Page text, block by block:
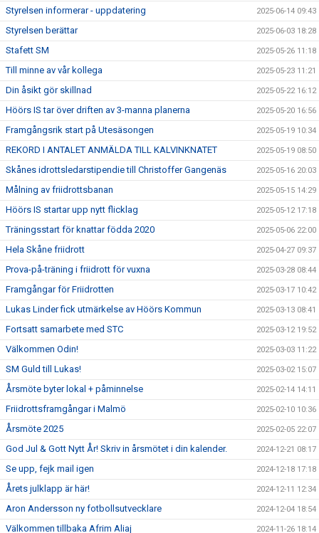
Styrelsen informerar - uppdatering 2025-06-14 09:43
Styrelsen berättar 2025-06-03 18:28
Stafett SM 2025-05-26 11:18
Till minne av vår kollega 2025-05-23 11:21
Din åsikt gör skillnad 2025-05-22 16:12
Höörs IS tar över driften av 3-manna planerna 2025-05-20 16:56
Framgångsrik start på Utesäsongen 2025-05-19 10:34
REKORD I ANTALET ANMÄLDA TILL KALVINKNATET 2025-05-19 08:50
Skånes idrottsledarstipendie till Christoffer Gangenäs 2025-05-16 20:03
Målning av friidrottsbanan 2025-05-15 14:29
Höörs IS startar upp nytt flicklag 2025-05-12 17:18
Träningsstart för knattar födda 2020 2025-05-06 22:00
Hela Skåne friidrott 2025-04-27 09:37
Prova-på-träning i friidrott för vuxna 2025-03-28 08:44
Framgångar för Friidrotten 2025-03-17 10:42
Lukas Linder fick utmärkelse av Höörs Kommun 2025-03-13 08:41
Fortsatt samarbete med STC 2025-03-12 19:52
Välkommen Odin! 2025-03-03 11:22
SM Guld till Lukas! 2025-03-02 15:07
Årsmöte byter lokal + påminnelse 2025-02-14 14:11
Friidrottsframgångar i Malmö 2025-02-10 10:36
Årsmöte 2025 2025-02-05 22:07
God Jul & Gott Nytt År! Skriv in årsmötet i din kalender. 2024-12-21 08:17
Se upp, fejk mail igen 2024-12-18 17:18
Årets julklapp är här! 2024-12-11 12:34
Aron Andersson ny fotbollsutvecklare 2024-12-04 18:54
Välkommen tillbaka Afrim Aliaj 2024-11-26 18:14